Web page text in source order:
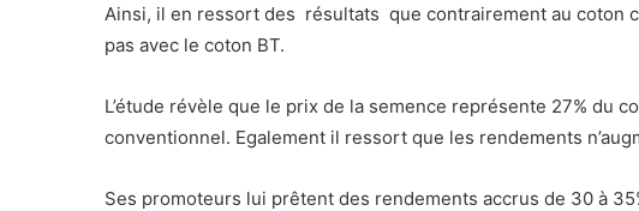
Ainsi, il en ressort des résultats que contrairement au coton
pas avec le coton BT.
L’étude révèle que le prix de la semence représente 27% du
conventionnel. Egalement il ressort que les rendements
Ses promoteurs lui prêtent des rendements accrus de 30 à